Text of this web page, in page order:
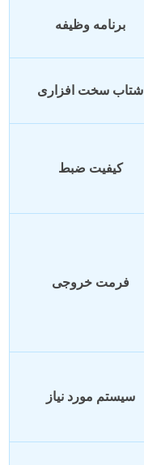
برنامه وظیفه
شتاب سخت افزاری
کیفیت ضبط
فرمت خروجی
سیستم مورد نیاز